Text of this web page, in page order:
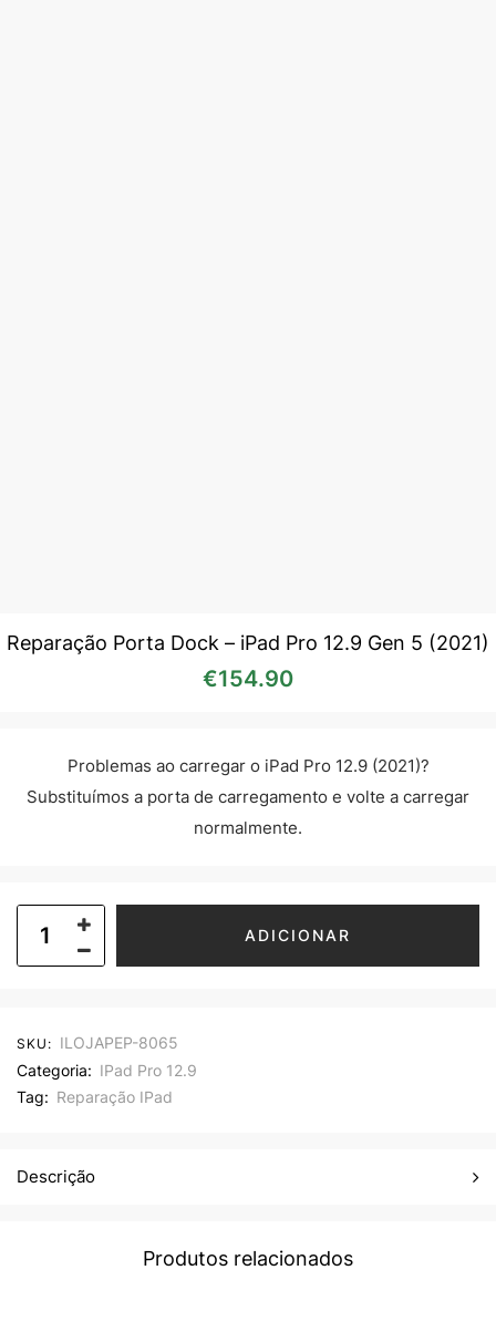
Reparação Porta Dock – iPad Pro 12.9 Gen 5 (2021)
€154.90
Problemas ao carregar o iPad Pro 12.9 (2021)?
Substituímos a porta de carregamento e volte a carregar
normalmente.
ADICIONAR
SKU: ILOJAPEP-8065
Categoria: IPad Pro 12.9
Tag: Reparação IPad
Descrição
Produtos relacionados